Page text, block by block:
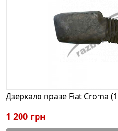
Дзеркало праве Fiat Croma
1 200 грн